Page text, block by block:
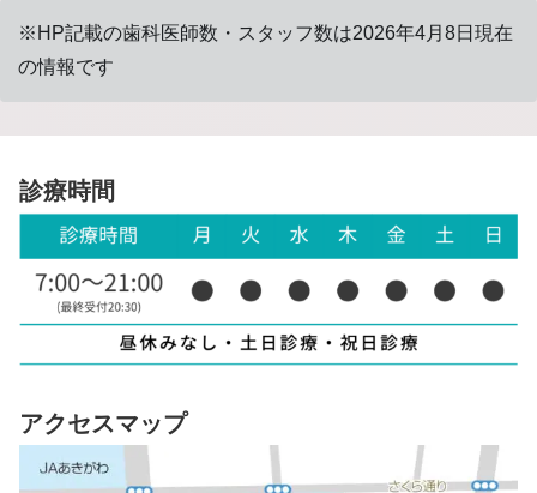
※HP記載の歯科医師数・スタッフ数は2026年4月8日現在
の情報です
診療時間
アクセスマップ